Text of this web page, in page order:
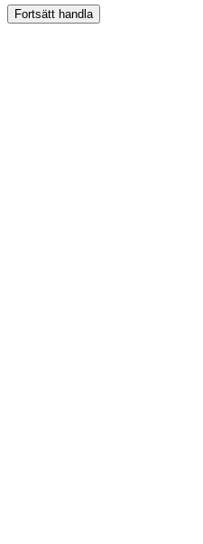
Fortsätt handla